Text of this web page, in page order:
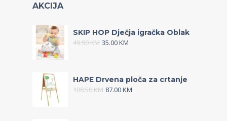
AKCIJA
SKIP HOP Dječja igračka Oblak
49.90KM 35.00KM
HAPE Drvena ploča za crtanje
108.50KM 87.00KM